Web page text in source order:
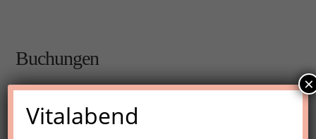
Buchungen
Buchungen sind für diese Veranstaltung nicht mehr
möglich.
Vitalabend
×